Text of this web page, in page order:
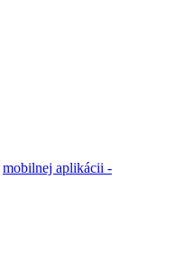
mobilnej aplikácii -